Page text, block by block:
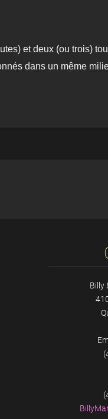
et deux (ou trois)
dans un même
Billy